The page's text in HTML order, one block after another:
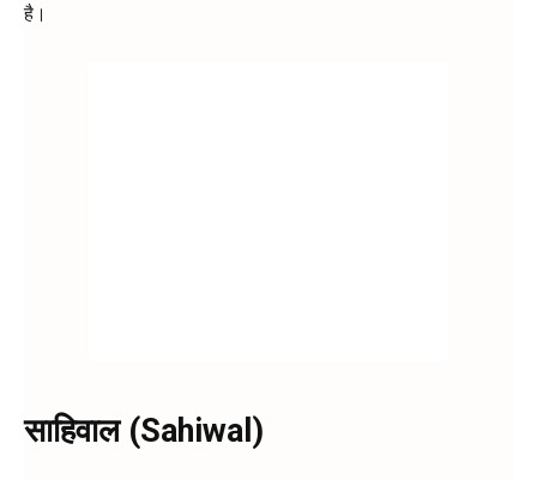
है।
साहिवाल (Sahiwal)